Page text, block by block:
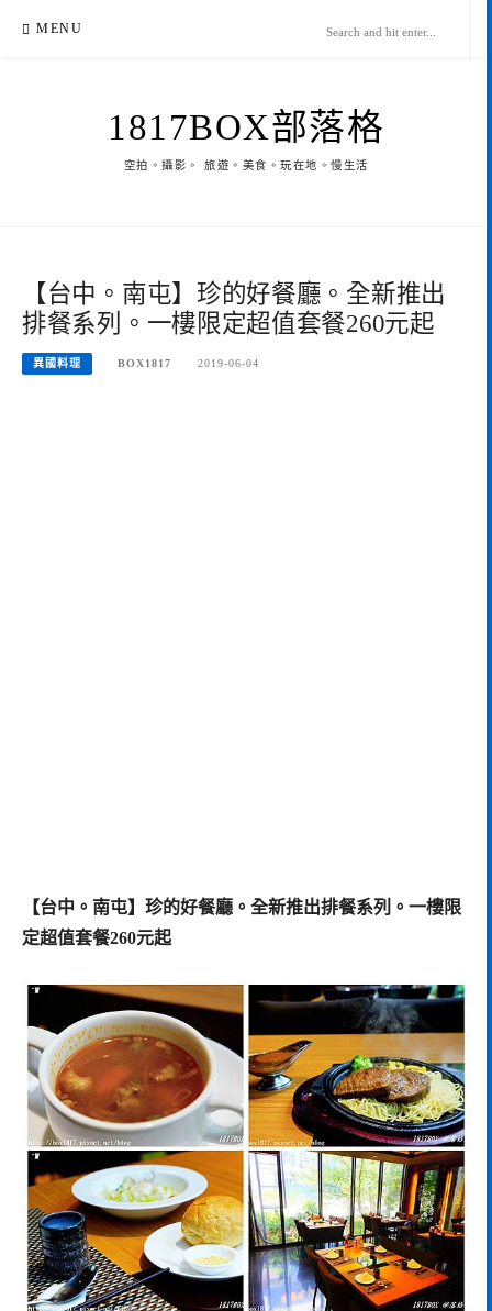
MENU
1817BOX部落格
空拍。攝影。 旅遊。美食。玩在地。慢生活
【台中。南屯】珍的好餐廳。全新推出
排餐系列。一樓限定超值套餐260元起
異國料理 BOX1817 2019-06-04
【台中。南屯】珍的好餐廳。全新推出排餐系列。一樓限
定超值套餐260元起